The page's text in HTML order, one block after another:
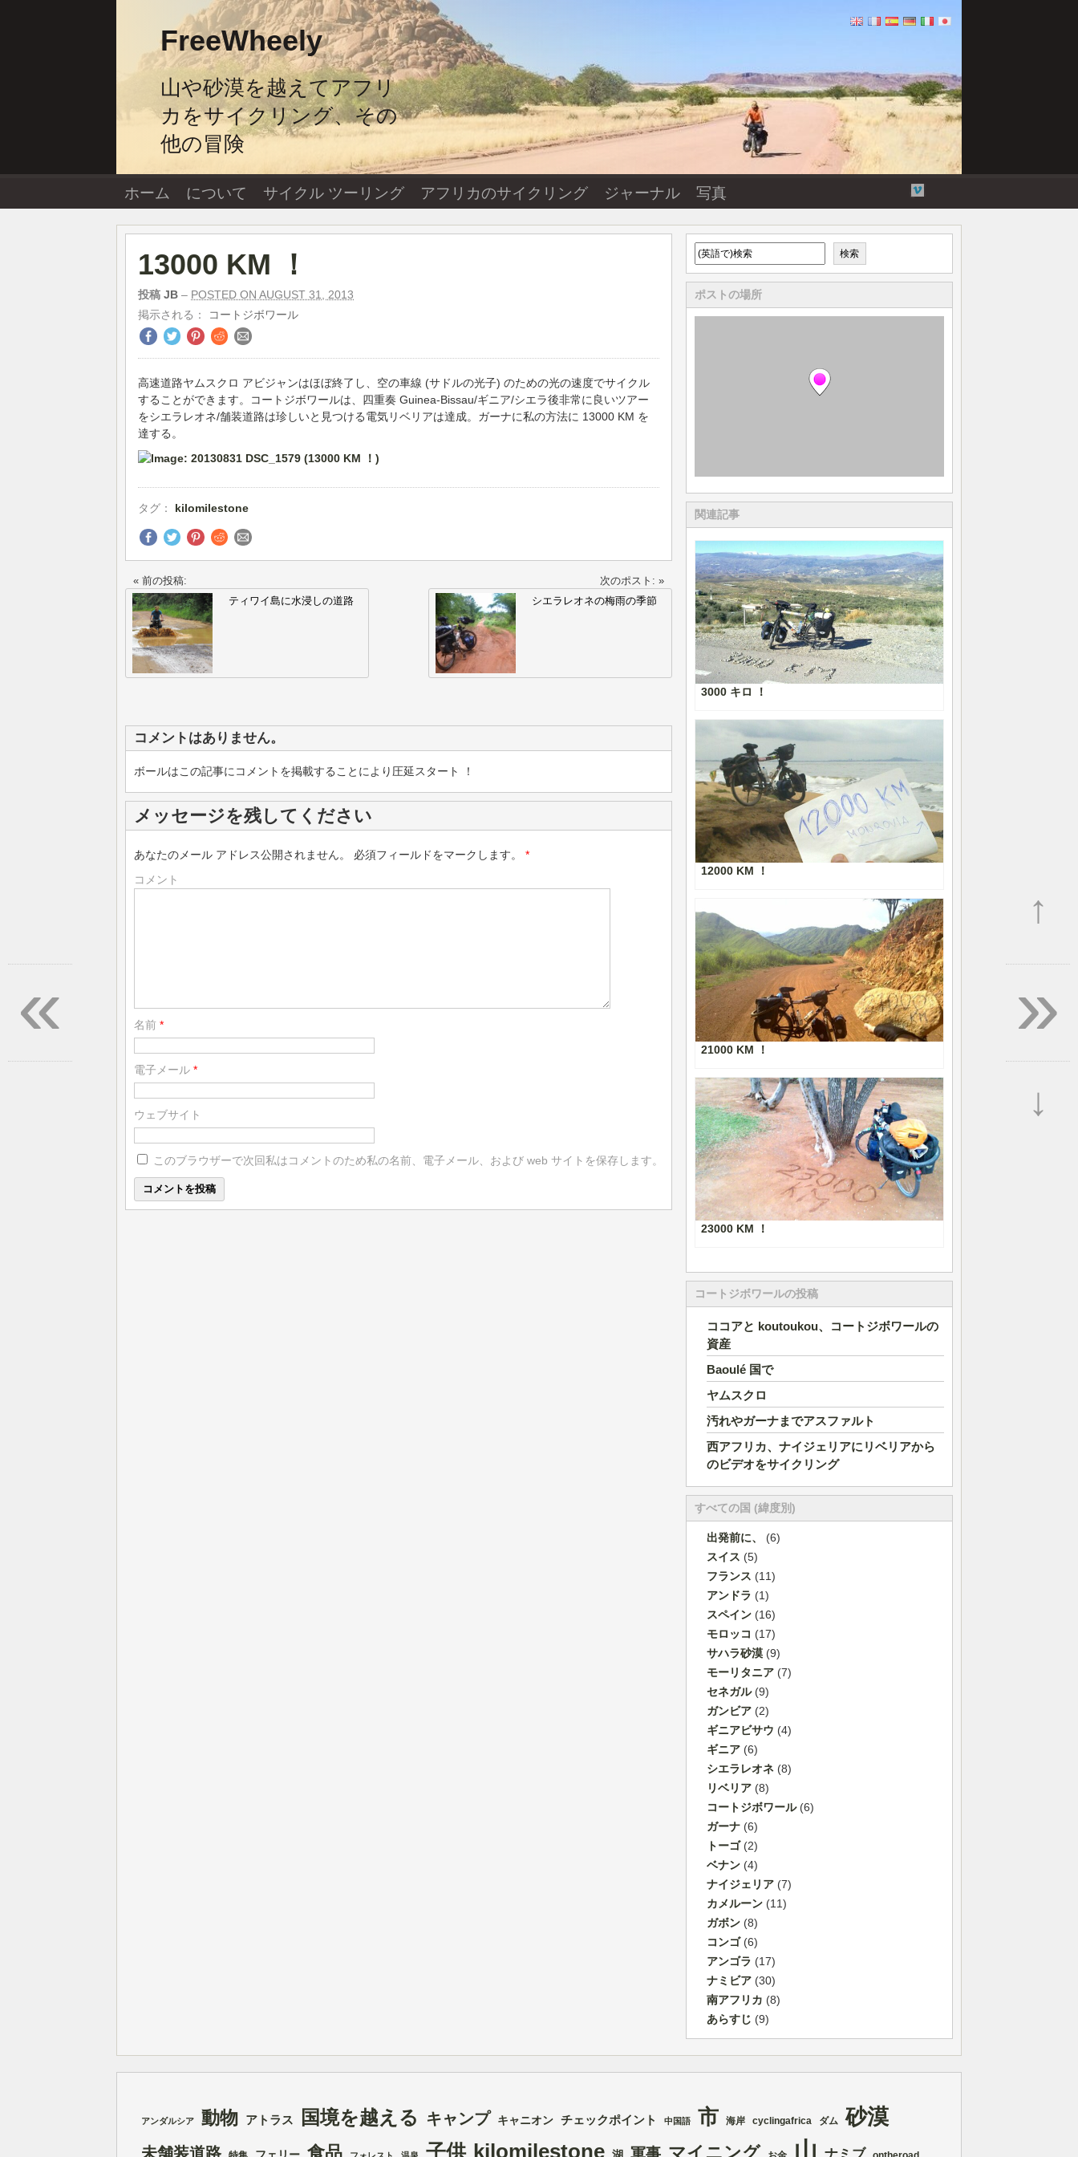
ま
FreeWheely
山や砂漠を越えてアフリ
カをサイクリング、その
他の冒険
ホーム について サイクル ツーリング アフリカのサイクリング ジャーナル 写真
ュ
Vimeo
13000 KM ！
投稿 JB – POSTED ON AUGUST 31, 2013
掲示される：
コートジボワール
高速道路ヤムスクロ アビジャンはほぼ終了し、空の車線 (サドルの光子) のための光の速度でサイクル
することができます。コートジボワールは、四重奏 Guinea-Bissau/ギニア/シエラ後非常に良いツアー
をシエラレオネ/舗装道路は珍しいと見つける電気リベリアは達成。ガーナに私の方法に 13000 KM を
達する。
タグ： kilomilestone
« 前の投稿:
ティワイ島に水浸しの道路
次のポスト: »
シエラレオネの梅雨の季節
コメントはありません。
ボールはこの記事にコメントを掲載することにより圧延スタート ！
メッセージを残してください
あなたのメール アドレス公開されません。 必須フィールドをマークします。 *
コメント
名前 *
電子メール *
ウェブサイト
このブラウザーで次回私はコメントのため私の名前、電子メール、および web サイトを保存します。
検索
ポストの場所
関連記事
3000 キロ ！
12000 KM ！
21000 KM ！
23000 KM ！
コートジボワールの投稿
ココアと koutoukou、コートジボワールの
資産
Baoulé 国で
ヤムスクロ
汚れやガーナまでアスファルト
西アフリカ、ナイジェリアにリベリアから
のビデオをサイクリング
すべての国 (緯度別)
出発前に、
(6)
スイス (5)
フランス (11)
アンドラ (1)
スペイン(16)
モロッコ (17)
サハラ砂漠(9)
モーリタニア(7)
セネガル(9)
ガンビア(2)
ギニアビサウ (4)
ギニア(6)
シエラレオネ(8)
リベリア(8)
コートジボワール(6)
ガーナ(6)
トーゴ(2)
ベナン(4)
ナイジェリア(7)
カメルーン(11)
ガボン(8)
コンゴ(6)
アンゴラ (17)
ナミビア(30)
南アフリカ (8)
あらすじ (9)
アンダルシア 動物 アトラス 国境を越える キャンプ キャニオン チェックポイント 中国語 市 海岸 cyclingafrica ダム 砂漠
未舗装道路 食品 フォレスト 温泉 子供 kilomilestone 軍事 マイニング 山 ナミブ
↑
»
↓
«